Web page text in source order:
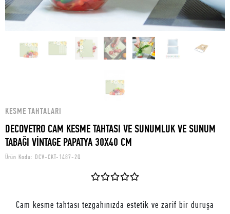
KESME TAHTALARI
DECOVETRO CAM KESME TAHTASI VE SUNUMLUK VE SUNUM
TABAĞI VİNTAGE PAPATYA 30X40 CM
Ürün Kodu: DCV-CKT-1487-2Q
Cam kesme tahtası tezgahınızda estetik ve zarif bir duruşa